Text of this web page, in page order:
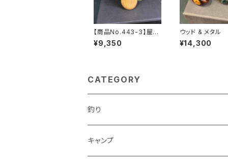
【商品No.443-3】屋久
杉 Small Gourd Kno
b 艶消し
¥9,350
ウッド & メタ
Gourd Knob
¥14,300
CATEGORY
釣り
キャンプ